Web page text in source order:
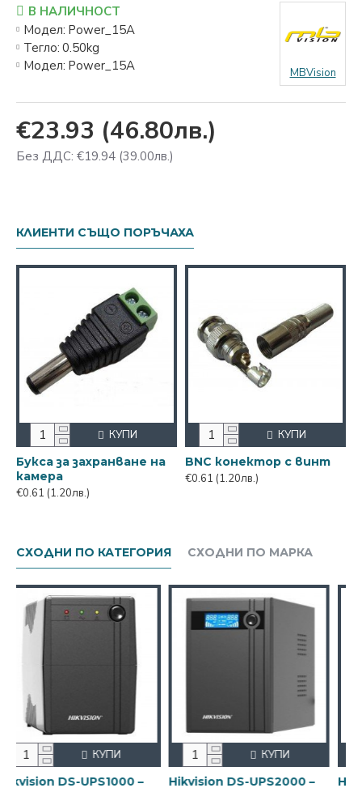
€23.93 (46.80лв.)
Без ДДС: €19.94 (39.00лв.)
В НАЛИЧНОСТ
Модел: Power_15A
Тегло: 0.50kg
Модел: Power_15A MBVision
КЛИЕНТИ СЪЩО ПОРЪЧАХА
Букса за захранване на
камера
€0.61 (1.20лв.)
КУПИ
BNC конектор с винт
€0.61 (1.20лв.)
КУПИ
СХОДНИ ПО КАТЕГОРИЯ СХОДНИ ПО МАРКА
–
Hikvision DS-UPS3000 –
Hikvision DS-UPS600